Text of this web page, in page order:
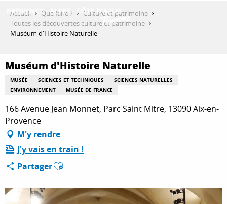
contenu
QUE FAIRE ?
SÉJOURNER
ESPACE PRO
Accueil Que faire ?
Culture et patrimoine
Toutes les découvertes culture et patrimoine
Muséum d'Histoire Naturelle
Muséum d'Histoire Naturelle
MUSÉE SCIENCES ET TECHNIQUES
SCIENCES NATURELLES
ENVIRONNEMENT
MUSÉE DE FRANCE
166 Avenue Jean Monnet, Parc Saint Mitre, 13090 Aix-en-
Provence
M'y rendre
J'y vais en train !
PartagerAjouter aux favoris